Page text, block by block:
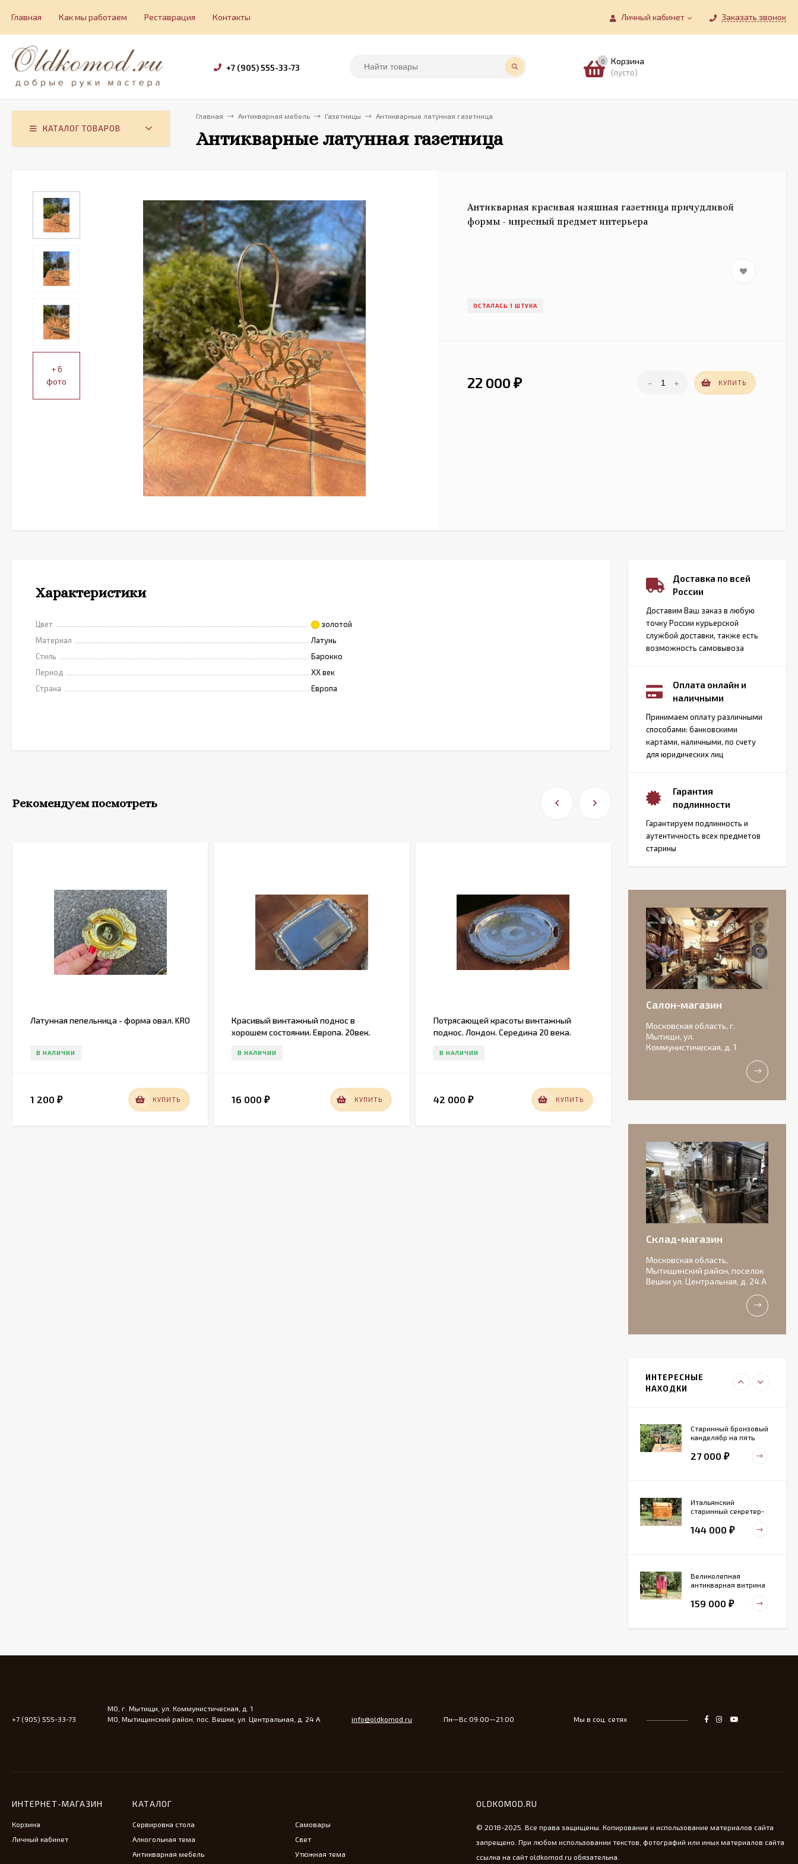
Личный кабинет Заказать звонок
Главная Как мы работаем Реставрация Контакты
+7 (905) 555-33-73
0 Корзина
(пусто)
КАТАЛОГ ТОВАРОВ
Главная Антикварная мебель Газетницы Антикварные латунная газетница
Антикварные латунная газетница
+ 6
фото
Антикварная красивая изяшная газетница причудливой
формы - инресный предмет интерьера
ОСТАЛАСЬ 1 ШТУКА
22 000₽ - + КУПИТЬ
Характеристики
Цвет
золотой
Материал
Латунь
Стиль
Барокко
Период
XX век
Страна
Европа
Рекомендуем посмотреть
Латунная пепельница - форма овал. KRO
В НАЛИЧИИ
1 200 ₽ КУПИТЬ
Красивый винтажный поднос в
хорошем состоянии. Европа. 20век.
В НАЛИЧИИ
16 000₽ КУПИТЬ
Потрясающей красоты винтажный
поднос. Лондон. Середина 20 века.
В НАЛИЧИИ
42 000 ₽ КУПИТЬ
Антикварная настольная лампа со
старинным абажуром
В НАЛИЧИИ
23 800₽ КУПИТЬ
Доставка по всей
России
Доставим Ваш заказ в любую
точку России курьерской
службой доставки, также есть
возможность самовывоза
Оплата онлайн и
наличными
Принимаем оплату различными
способами: банковскими
картами, наличными, по счету
для юридических лиц
Гарантия
подлинности
Гарантируем подлинность и
аутентичность всех предметов
старины
Салон-магазин
Московская область, г.
Мытищи, ул.
Коммунистическая, д. 1
Склад-магазин
Московская область,
Мытищинский район, поселок
Вешки ул. Центральная, д. 24 А
ИНТЕРЕСНЫЕ
НАХОДКИ
Антикварная
бисквитная
композиция с
156 000
Очаровательные
Идеальное состояние.
фарфоровый
светильник
27 000
Старинный бронзовый
канделябр на пять
27 000 ₽
Итальянский
старинный секретер-
144 000 ₽
Великолепная
антикварная витрина
159 000 ₽
Тарелка для
13 800₽
+7 (905) 555-33-73
МО, г. Мытищи, ул. Коммунистическая, д. 1
МО, Мытищинский район, пос. Вешки, ул. Центральная, д. 24 А
info@oldkomod.ru Пн—Вс 09:00—21:00 Мы в соц. сетях
ИНТЕРНЕТ-МАГАЗИН
Корзина
Личный кабинет
КАТАЛОГ
Сервировка стола
Алкогольная тема
Антикварная мебель
Самовары
Свет
Утюжная тема
OLDKOMOD.RU
© 2018-2025. Все права защищены. Копирование и использование материалов сайта
запрещено. При любом использовании текстов, фотографий или иных материалов сайта
ссылка на сайт oldkomod.ru обязательна.